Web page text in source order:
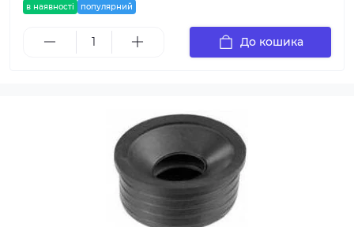
в наявності популярний
До кошика